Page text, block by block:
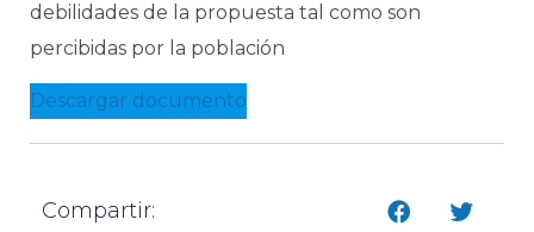
debilidades de la propuesta tal como son
percibidas por la población
Descargar documento
Compartir: